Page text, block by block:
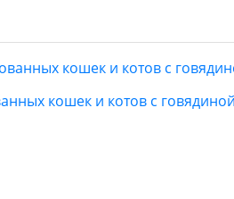
кошек и котов с